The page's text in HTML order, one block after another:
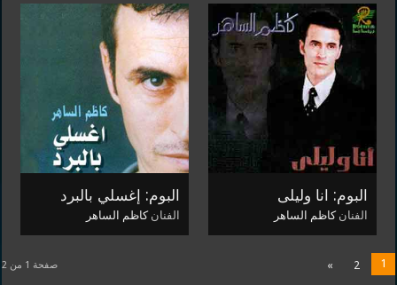
البوم: انا وليلى
الفنانكاظم الساهر
البوم: إغسلي بالبرد
الفنانكاظم الساهر
صفحة 1 من 2 1
2
»